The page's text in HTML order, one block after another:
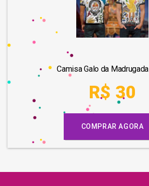
Camisa Galo da
R$ 30
COMPRAR AGORA